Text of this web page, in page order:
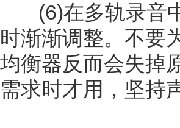
(6)在多轨录音中
时渐渐调整。不要
均衡器反而会失掉
需求时才用，坚持